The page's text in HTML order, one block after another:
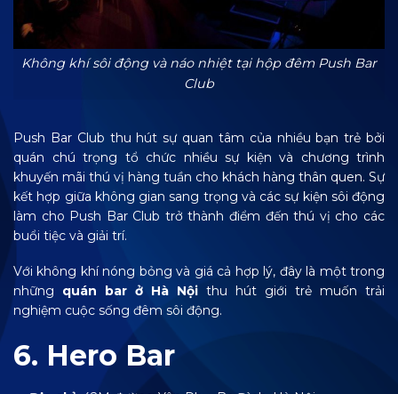
Không khí sôi động và náo nhiệt tại hộp đêm Push Bar
Club
Push Bar Club thu hút sự quan tâm của nhiều bạn trẻ bởi
quán chú trọng tổ chức nhiều sự kiện và chương trình
khuyến mãi thú vị hàng tuần cho khách hàng thân quen. Sự
kết hợp giữa không gian sang trọng và các sự kiện sôi động
làm cho Push Bar Club trở thành điểm đến thú vị cho các
buổi tiệc và giải trí.
Với không khí nóng bỏng và giá cả hợp lý, đây là một trong
những quán bar ở Hà Nội thu hút giới trẻ muốn trải
nghiệm cuộc sống đêm sôi động.
6. Hero Bar